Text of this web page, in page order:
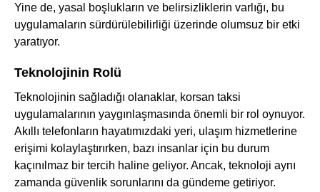
Yine de, yasal boşlukların ve belirsizliklerin varlığı, bu
uygulamaların sürdürülebilirliği üzerinde olumsuz bir etki
yaratıyor.
Teknolojinin Rolü
Teknolojinin sağladığı olanaklar, korsan taksi
uygulamalarının yaygınlaşmasında önemli bir rol oynuyor.
Akıllı telefonların hayatımızdaki yeri, ulaşım hizmetlerine
erişimi kolaylaştırırken, bazı insanlar için bu durum
kaçınılmaz bir tercih haline geliyor. Ancak, teknoloji aynı
zamanda güvenlik sorunlarını da gündeme getiriyor.